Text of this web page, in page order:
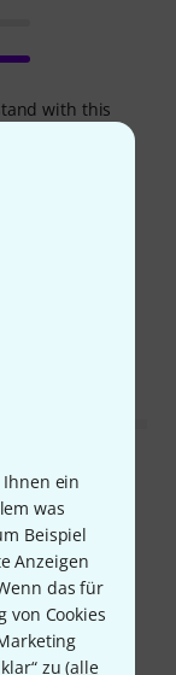
ein
was
Beispiel
Anzeigen
das für
von Cookies
zu (alle
with this
that's why the
use two small
ORTF position
of the snare
head of